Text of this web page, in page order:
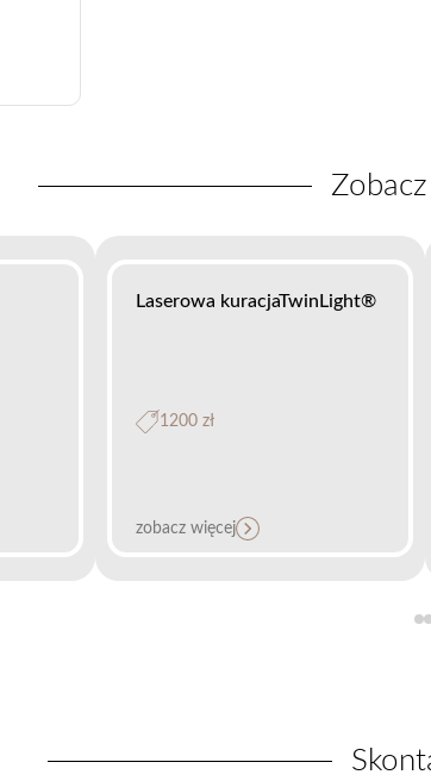
Laserowa kuracjaTwinLight®
1200 zł
zobacz więcej